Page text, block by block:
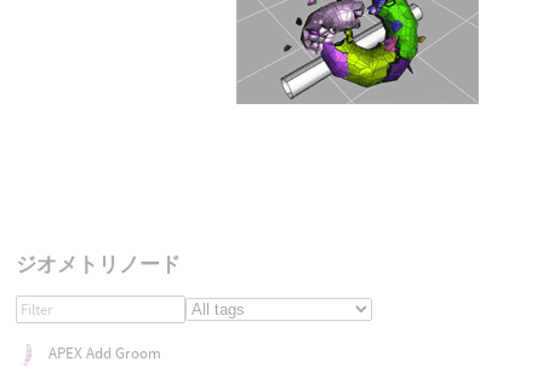
ジオメトリノード
APEX Add Groom